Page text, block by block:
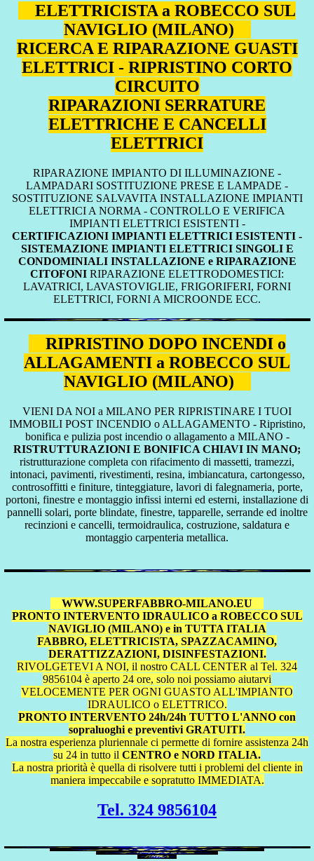
ELETTRICISTA a ROBECCO SUL
NAVIGLIO (MILANO)
RICERCA E RIPARAZIONE GUASTI
ELETTRICI - RIPRISTINO CORTO
CIRCUITO
RIPARAZIONI SERRATURE
ELETTRICHE E CANCELLI
ELETTRICI
RIPARAZIONE IMPIANTO DI ILLUMINAZIONE -
LAMPADARI SOSTITUZIONE PRESE E LAMPADE -
SOSTITUZIONE SALVAVITA INSTALLAZIONE IMPIANTI
ELETTRICI A NORMA - CONTROLLO E VERIFICA
IMPIANTI ELETTRICI ESISTENTI -
CERTIFICAZIONI IMPIANTI ELETTRICI ESISTENTI -
SISTEMAZIONE IMPIANTI ELETTRICI SINGOLI E
CONDOMINIALI INSTALLAZIONE e RIPARAZIONE
CITOFONI RIPARAZIONE ELETTRODOMESTICI:
LAVATRICI, LAVASTOVIGLIE, FRIGORIFERI, FORNI
ELETTRICI, FORNI A MICROONDE ECC.
RIPRISTINO DOPO INCENDI o
ALLAGAMENTI a ROBECCO SUL
NAVIGLIO (MILANO)
VIENI DA NOI a MILANO PER RIPRISTINARE I TUOI
IMMOBILI POST INCENDIO o ALLAGAMENTO - Ripristino,
bonifica e pulizia post incendio o allagamento a MILANO -
RISTRUTTURAZIONI E BONIFICA CHIAVI IN MANO;
ristrutturazione completa con rifacimento di massetti, tramezzi,
intonaci, pavimenti, rivestimenti, resina, imbiancatura, cartongesso,
controsoffitti e finiture, tinteggiature, lavori di falegnameria, porte,
portoni, finestre e montaggio infissi interni ed esterni, installazione di
pannelli solari, porte blindate, finestre, tapparelle, serrande ed inoltre
recinzioni e cancelli, termoidraulica, costruzione, saldatura e
montaggio carpenteria metallica.
WWW.SUPERFABBRO-MILANO.EU
PRONTO INTERVENTO IDRAULICO a ROBECCO SUL
NAVIGLIO (MILANO) e in TUTTA ITALIA
FABBRO, ELETTRICISTA, SPAZZACAMINO,
DERATTIZZAZIONI, DISINFESTAZIONI.
RIVOLGETEVI A NOI, il nostro CALL CENTER al Tel. 324
9856104 è aperto 24 ore, solo noi possiamo aiutarvi
VELOCEMENTE PER OGNI GUASTO ALL'IMPIANTO
IDRAULICO o ELETTRICO.
PRONTO INTERVENTO 24h/24h TUTTO L'ANNO con
sopraluoghi e preventivi GRATUITI.
La nostra esperienza pluriennale ci permette di fornire assistenza 24h
su 24 in tutto il CENTRO e NORD ITALIA.
La nostra priorità è quella di risolvere tutti i problemi del cliente in
maniera impeccabile e sopratutto IMMEDIATA.
Tel. 324 9856104